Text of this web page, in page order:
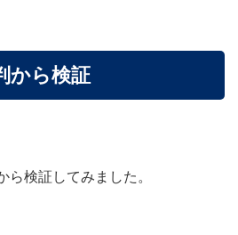
から検証
ら検証してみました。